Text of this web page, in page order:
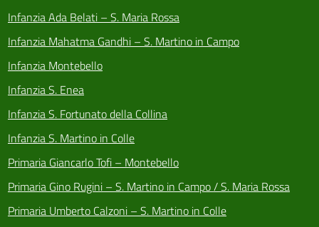
Infanzia Ada Belati – S. Maria Rossa
Infanzia Mahatma Gandhi – S. Martino in Campo
Infanzia Montebello
Infanzia S. Enea
Infanzia S. Fortunato della Collina
Infanzia S. Martino in Colle
Primaria Giancarlo Tofi – Montebello
Primaria Gino Rugini – S. Martino in Campo / S. Maria Rossa
Primaria Umberto Calzoni – S. Martino in Colle